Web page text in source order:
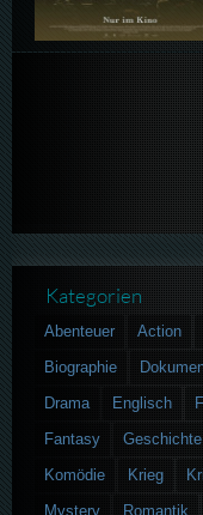
Kategorien
Abenteuer Action
Biographie
Drama
Englisch
Fantasy
Geschichte
Komödie
Krieg
Mystery
Romantik